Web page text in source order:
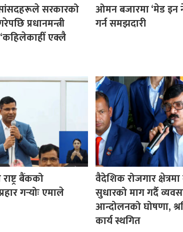
सरकारको
प्रधानमन्त्री
एक्लै
ओमन बजारमा ‘मेड इन
गर्न समझदारी
बैंकको
गर्‍योः एमाले
वैदेशिक रोजगार
सुधारको माग गर्दै
आन्दोलनको घोषणा,
कार्य स्थगित